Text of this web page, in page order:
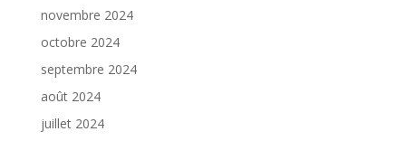
novembre 2024
octobre 2024
septembre 2024
août 2024
juillet 2024